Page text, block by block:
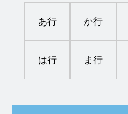
あ行 か行
は行 ま行